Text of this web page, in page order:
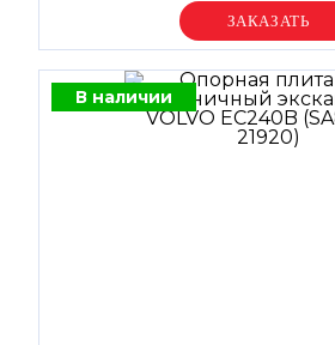
Уточняйте цену
В наличии